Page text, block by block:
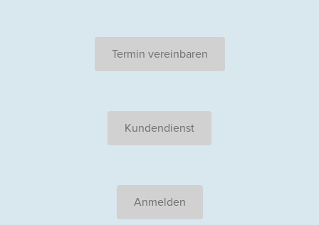
Termin vereinbaren
Kundendienst
Anmelden